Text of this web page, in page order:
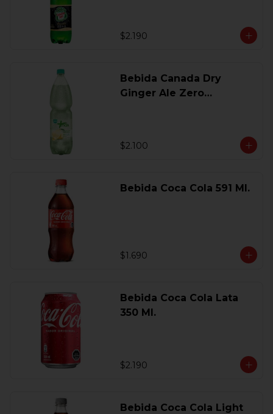
$2.190
Bebida Canada Dry
Ginger Ale Zero
$2.100
Bebida Coca Cola 591 Ml.
$1.690
Bebida Coca Cola Lata
350 Ml.
$2.190
Bebida Coca Cola Light